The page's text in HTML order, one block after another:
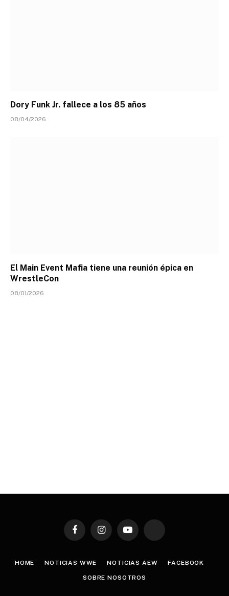
Dory Funk Jr. fallece a los 85 años
08/04/2026
El Main Event Mafia tiene una reunión épica en
WrestleCon
08/01/2026
FacebookInstagramYouTube TikTok
HOME NOTICIAS WWE NOTICIAS AEW FACEBOOK
SOBRE NOSOTROS